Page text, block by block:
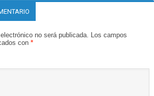
no será publicada.
Los campos
con *